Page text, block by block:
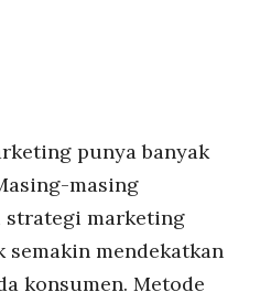
punya banyak
masing
strategi marketing
mendekatkan
konsumen. Metode